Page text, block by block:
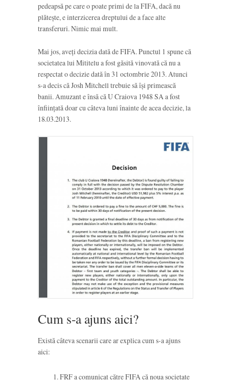
pedeapsă pe care o poate primi de la FIFA, dacă nu
plătește, e interzicerea dreptului de a face alte
transferuri. Nimic mai mult.
Mai jos, aveți decizia dată de FIFA. Punctul 1 spune că
societatea lui Mititelu a fost găsită vinovată că nu a
respectat o decizie dată în 31 octombrie 2013. Atunci
s-a decis că Josh Mitchell trebuie să își primească
banii. Amuzant e însă că U Craiova 1948 SA a fost
înființată doar cu câteva luni înainte de acea decizie, la
18.03.2013.
Cum s-a ajuns aici?
Există câteva scenarii care ar explica cum s-a ajuns
aici:
FRF a comunicat către FIFA că noua societate